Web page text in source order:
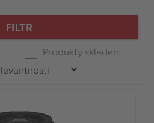
FILTR
Produkty skladem